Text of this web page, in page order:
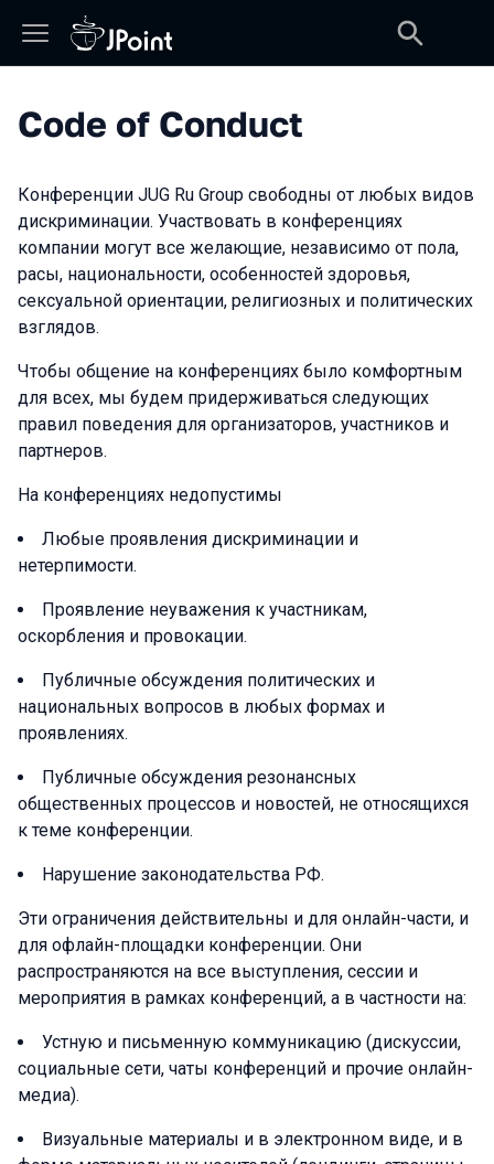
Code of Conduct
Конференции JUG Ru Group свободны от любых видов
дискриминации. Участвовать в конференциях
компании могут все желающие, независимо от пола,
расы, национальности, особенностей здоровья,
сексуальной ориентации, религиозных и политических
взглядов.
Чтобы общение на конференциях было комфортным
для всех, мы будем придерживаться следующих
правил поведения для организаторов, участников и
партнеров.
На конференциях недопустимы
Любые проявления дискриминации и
нетерпимости.
Проявление неуважения к участникам,
оскорбления и провокации.
Публичные обсуждения политических и
национальных вопросов в любых формах и
проявлениях.
Публичные обсуждения резонансных
общественных процессов и новостей, не относящихся
к теме конференции.
Нарушение законодательства РФ.
Эти ограничения действительны и для онлайн-части, и
для офлайн-площадки конференции. Они
распространяются на все выступления, сессии и
мероприятия в рамках конференций, а в частности на:
Устную и письменную коммуникацию (дискуссии,
социальные сети, чаты конференций и прочие онлайн-
медиа).
Визуальные материалы и в электронном виде, и в